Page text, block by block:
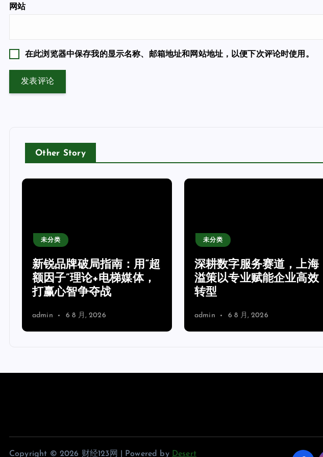
网站
在此浏览器中保存我的显示名称、邮箱地址和网站地址，以便下次评论时使用。
Other Story
未分类
深耕数字服务赛道，上海
溢策以专业赋能企业高效
转型
admin 6 8 月, 2026
沁人心——平安产险台州中
心支公司工会三伏贴养生
专场暖心开诊
admin 6 8 月, 2026
Copyright © 2026 财经123网 | Powered by Desert